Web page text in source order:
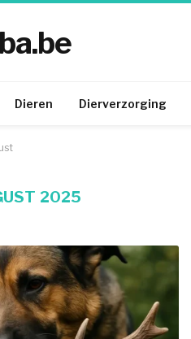
Dieren Dierverzorging
2025